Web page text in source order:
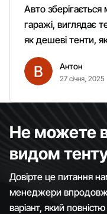
Авто
гаражі, виглядає
як дешеві тенти,
вітром. Гарно
Рекомендую
Антон
27 січня, 2025
Не можете
видом
Довірте це питання
менеджери впродовж
варіант, який